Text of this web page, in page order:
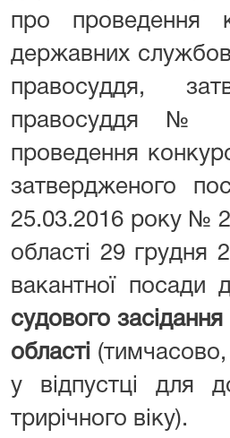
про проведення
державних
правосуддя,
правосуддя №
проведення
затвердженого
25.03.2016 року №
області 29 грудня
вакантної посади
судового
області
у відпустці для
трирічного віку).